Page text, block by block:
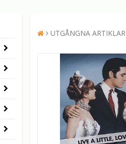
UTGÅNGNA ARTIKLAR